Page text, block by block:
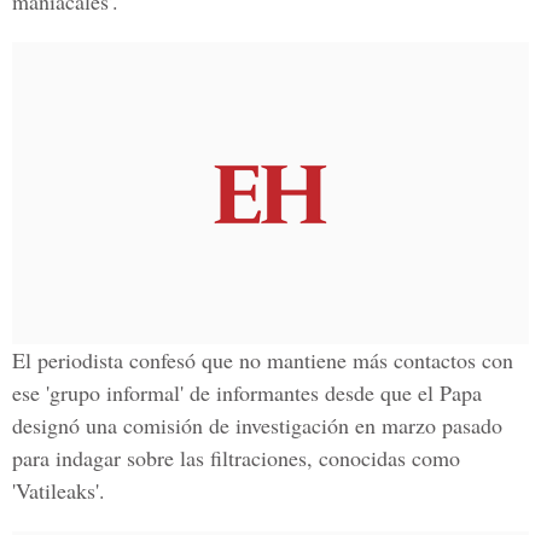
El periodista confesó que no mantiene más contactos con
ese 'grupo informal' de informantes desde que el Papa
designó una comisión de investigación en marzo pasado
para indagar sobre las filtraciones, conocidas como
'Vatileaks'.